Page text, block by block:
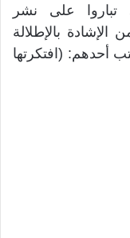
تباروا على نشر
بالإطلالة
أحدهم: (افتكرتها